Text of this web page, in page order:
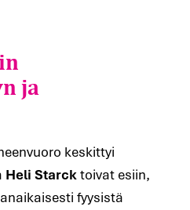
ja
keskittyi
Heli Starcktoivat esiin,
fyysistä